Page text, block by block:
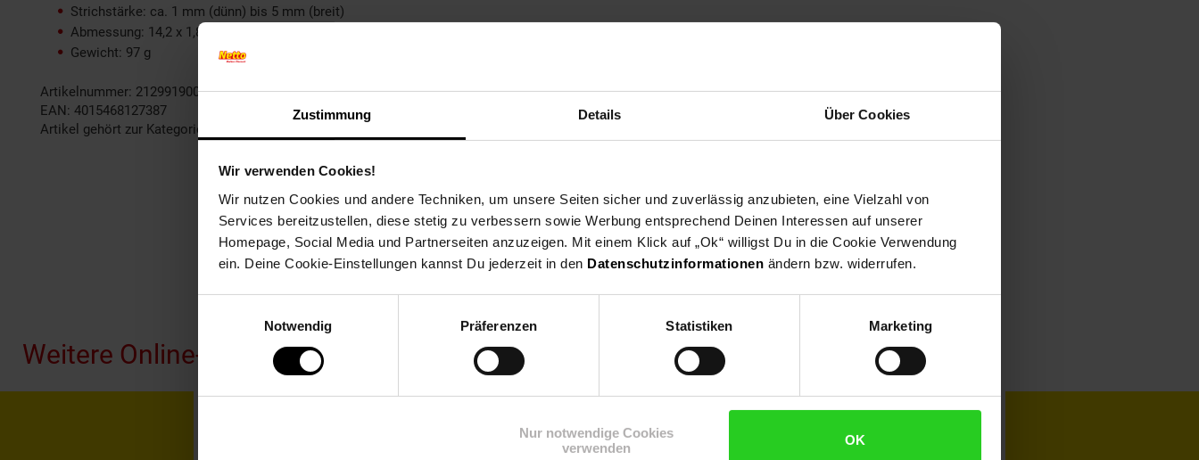
Zustimmung Details Über Cookies
Wir verwenden Cookies!
Wir nutzen Cookies und andere Techniken, um unsere Seiten sicher und zuverlässig anzubieten, eine Vielzahl von
Services bereitzustellen, diese stetig zu verbessern sowie Werbung entsprechend Deinen Interessen auf unserer
Homepage, Social Media und Partnerseiten anzuzeigen. Mit einem Klick auf „Ok“ willigst Du in die Cookie Verwendung
ein. Deine Cookie-Einstellungen kannst Du jederzeit in den Datenschutzinformationen ändern bzw. widerrufen.
Notwendig
Präferenzen Statistiken Marketing
Nur notwendige Cookies
verwenden
OK
Strichstärke: ca. 1 mm (dünn) bis 5 mm (breit)
Abmessung: 14,2 x 1,8 x 15,7 cm
Gewicht: 97 g
Artikelnummer: 2129919000
EAN: 4015468127387
Artikel gehört zur Kategorie:
Weitere Online-Angebote
NettoKOM Karriere